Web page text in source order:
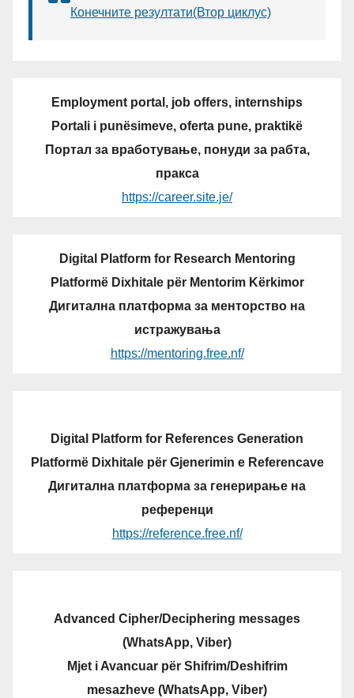
Конечните резултати(Втор циклус)
Employment portal, job offers, internships
Portali i punësimeve, oferta pune, praktikë
Портал за вработување, понуди за рабта,
пракса
https://career.site.je/
Digital Platform for Research Mentoring
Platformë Dixhitale për Mentorim Kërkimor
Дигитална платформа за менторство на
истражувања
https://mentoring.free.nf/
Digital Platform for References Generation
Platformë Dixhitale për Gjenerimin e Referencave
Дигитална платформа за генерирање на
референци
https://reference.free.nf/
Advanced Cipher/Deciphering messages
(WhatsApp, Viber)
Mjet i Avancuar për Shifrim/Deshifrim
mesazheve (WhatsApp, Viber)